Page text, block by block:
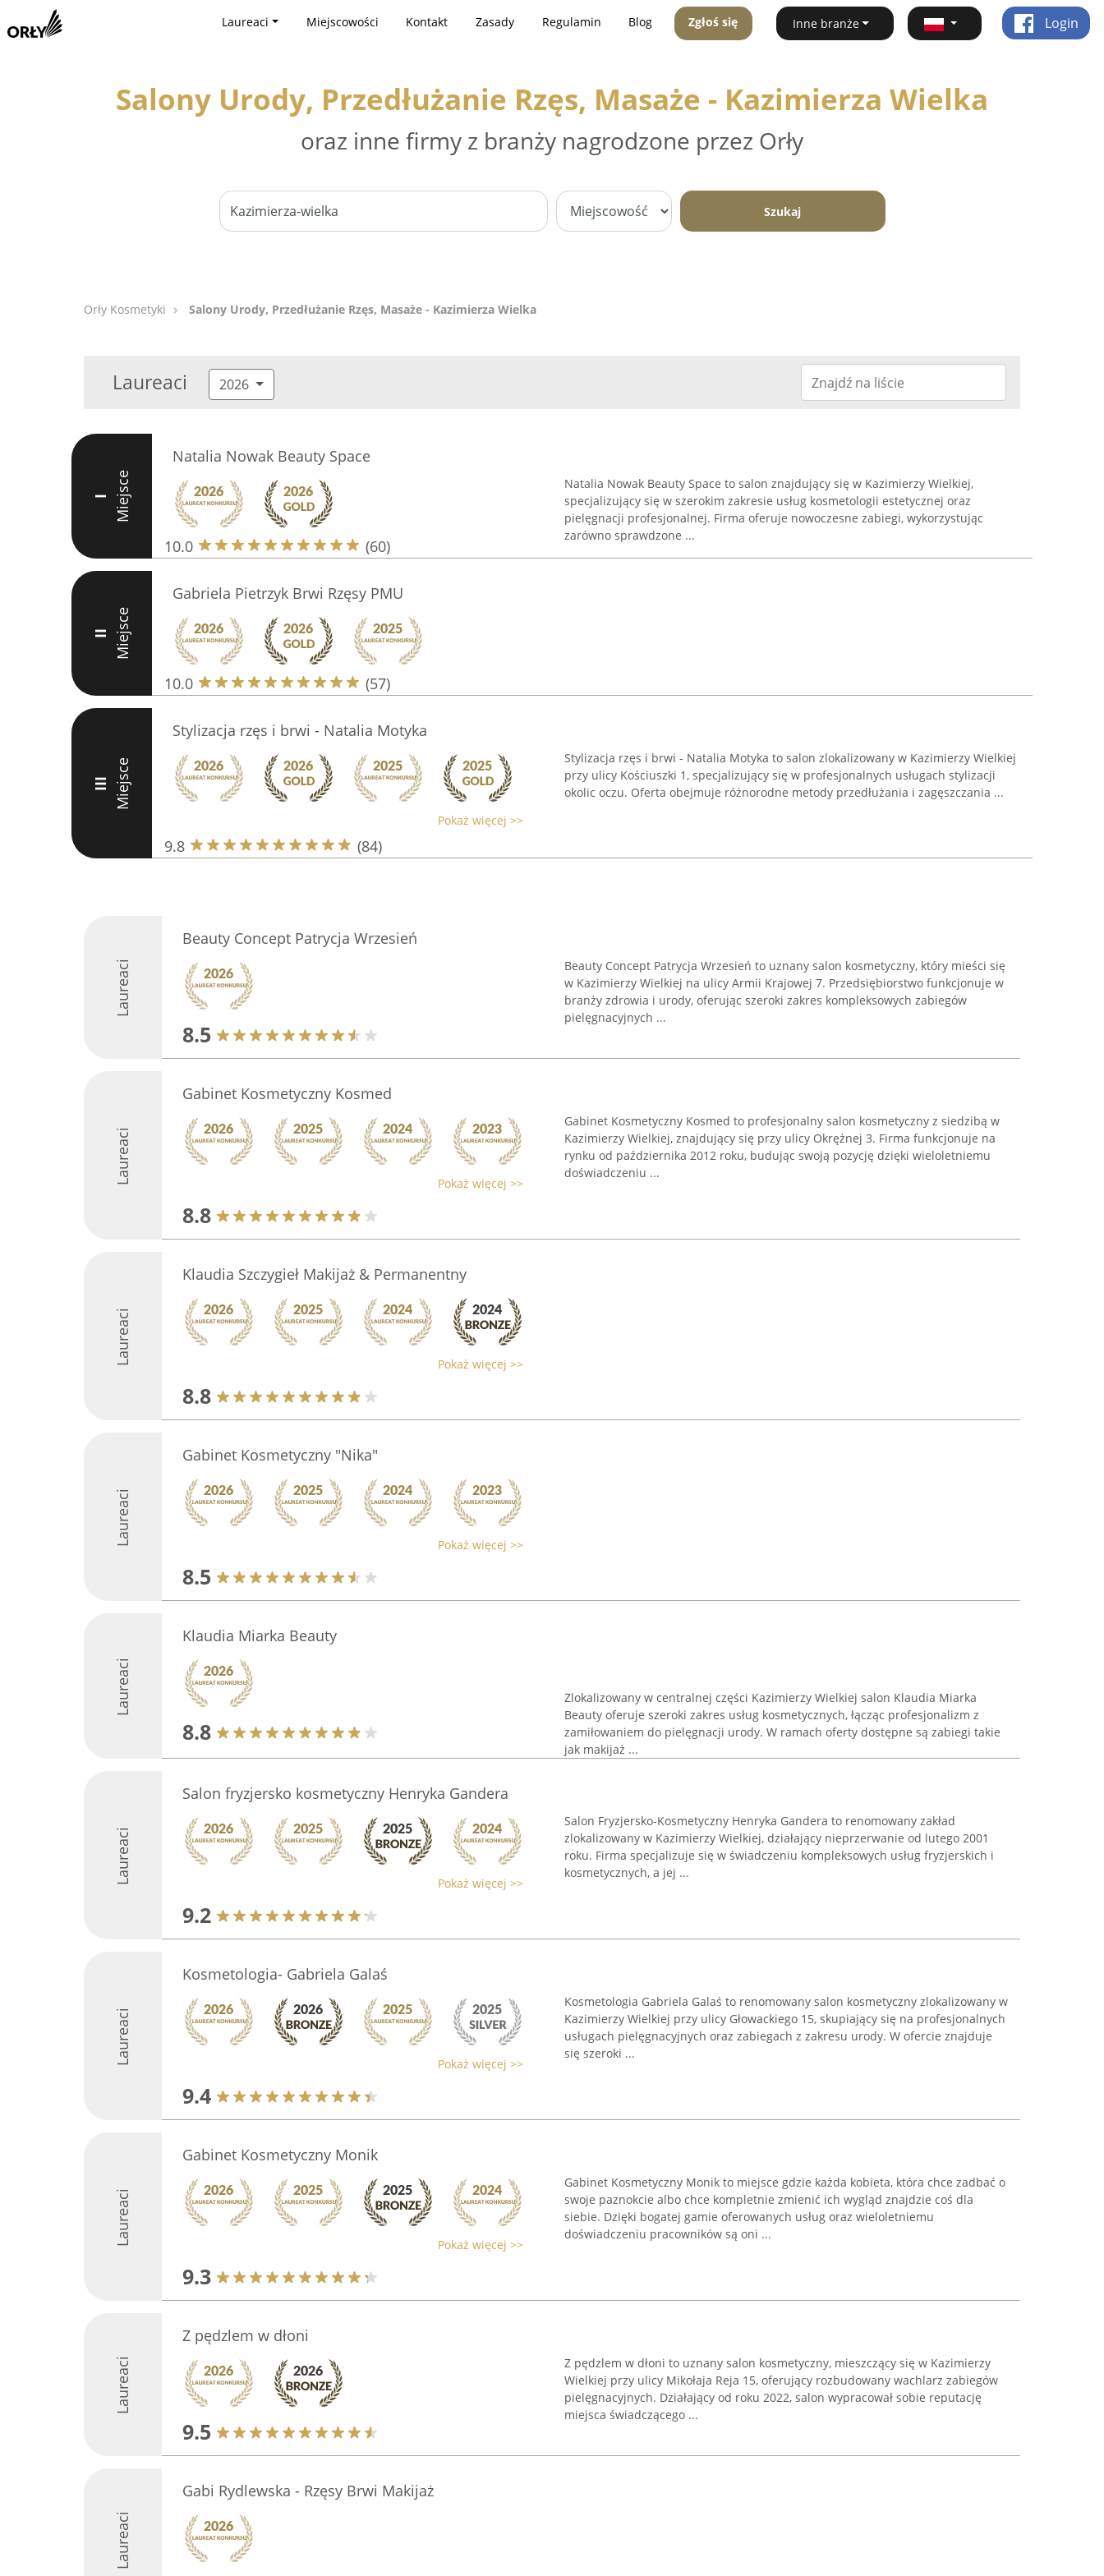
Laureaci Miejscowości Kontakt Zasady Regulamin Blog Zgłoś się Inne branże Login
Salony Urody, Przedłużanie Rzęs, Masaże - Kazimierza Wielka
oraz inne firmy z branży nagrodzone przez Orły
Szukaj
Orły Kosmetyki Salony Urody, Przedłużanie Rzęs, Masaże - Kazimierza Wielka
Laureaci 2026
I Miejsce
Natalia Nowak Beauty Space
10.0 (60)
Natalia Nowak Beauty Space to salon znajdujący się w Kazimierzy Wielkiej,
specjalizujący się w szerokim zakresie usług kosmetologii estetycznej oraz
pielęgnacji profesjonalnej. Firma oferuje nowoczesne zabiegi, wykorzystując
zarówno sprawdzone ...
II Miejsce
Gabriela Pietrzyk Brwi Rzęsy PMU
10.0 (57)
III Miejsce
Stylizacja rzęs i brwi - Natalia Motyka
Pokaż więcej >>
9.8 (84)
Stylizacja rzęs i brwi - Natalia Motyka to salon zlokalizowany w Kazimierzy Wielkiej
przy ulicy Kościuszki 1, specjalizujący się w profesjonalnych usługach stylizacji
okolic oczu. Oferta obejmuje różnorodne metody przedłużania i zagęszczania ...
Laureaci
Beauty Concept Patrycja Wrzesień
8.5
Beauty Concept Patrycja Wrzesień to uznany salon kosmetyczny, który mieści się
w Kazimierzy Wielkiej na ulicy Armii Krajowej 7. Przedsiębiorstwo funkcjonuje w
branży zdrowia i urody, oferując szeroki zakres kompleksowych zabiegów
pielęgnacyjnych ...
Laureaci
Gabinet Kosmetyczny Kosmed
Pokaż więcej >>
8.8
Gabinet Kosmetyczny Kosmed to profesjonalny salon kosmetyczny z siedzibą w
Kazimierzy Wielkiej, znajdujący się przy ulicy Okrężnej 3. Firma funkcjonuje na
rynku od października 2012 roku, budując swoją pozycję dzięki wieloletniemu
doświadczeniu ...
Laureaci
Klaudia Szczygieł Makijaż & Permanentny
Pokaż więcej >>
8.8
Laureaci
Gabinet Kosmetyczny "Nika"
Pokaż więcej >>
8.5
Laureaci
Klaudia Miarka Beauty
8.8
Zlokalizowany w centralnej części Kazimierzy Wielkiej salon Klaudia Miarka
Beauty oferuje szeroki zakres usług kosmetycznych, łącząc profesjonalizm z
zamiłowaniem do pielęgnacji urody. W ramach oferty dostępne są zabiegi takie
jak makijaż ...
Laureaci
Salon fryzjersko kosmetyczny Henryka Gandera
Pokaż więcej >>
9.2
Salon Fryzjersko-Kosmetyczny Henryka Gandera to renomowany zakład
zlokalizowany w Kazimierzy Wielkiej, działający nieprzerwanie od lutego 2001
roku. Firma specjalizuje się w świadczeniu kompleksowych usług fryzjerskich i
kosmetycznych, a jej ...
Laureaci
Kosmetologia- Gabriela Galaś
Pokaż więcej >>
9.4
Kosmetologia Gabriela Galaś to renomowany salon kosmetyczny zlokalizowany w
Kazimierzy Wielkiej przy ulicy Głowackiego 15, skupiający się na profesjonalnych
usługach pielęgnacyjnych oraz zabiegach z zakresu urody. W ofercie znajduje
się szeroki ...
Laureaci
Gabinet Kosmetyczny Monik
Pokaż więcej >>
9.3
Gabinet Kosmetyczny Monik to miejsce gdzie każda kobieta, która chce zadbać o
swoje paznokcie albo chce kompletnie zmienić ich wygląd znajdzie coś dla
siebie. Dzięki bogatej gamie oferowanych usług oraz wieloletniemu
doświadczeniu pracowników są oni ...
Laureaci
Z pędzlem w dłoni
9.5
Z pędzlem w dłoni to uznany salon kosmetyczny, mieszczący się w Kazimierzy
Wielkiej przy ulicy Mikołaja Reja 15, oferujący rozbudowany wachlarz zabiegów
pielęgnacyjnych. Działający od roku 2022, salon wypracował sobie reputację
miejsca świadczącego ...
Laureaci
Gabi Rydlewska - Rzęsy Brwi Makijaż